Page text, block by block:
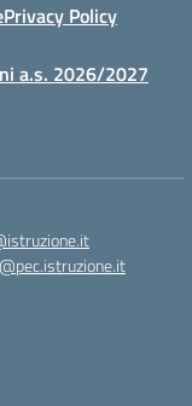
Privacy Policy
a.s. 2026/2027